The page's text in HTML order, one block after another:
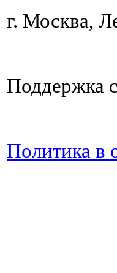
г. Москва,
Поддержка
Политика в